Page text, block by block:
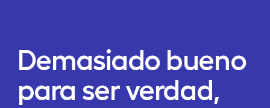
Demasiado bueno
para ser verdad,